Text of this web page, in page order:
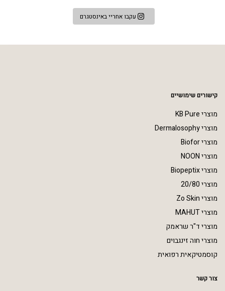
עקבו אחריי באינסטגרם
קישורים שימושיים
מוצרי KB Pure
מוצרי Dermalosophy
מוצרי Biofor
מוצרי NOON
מוצרי Biopeptix
מוצרי 20/80
מוצרי Zo Skin
מוצרי MAHUT
מוצרי ד"ר שראמק
מוצרי חוה זינגבוים
קוסמטיקאית רפואית
צור קשר